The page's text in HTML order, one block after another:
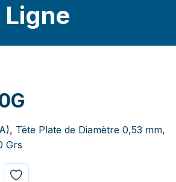
Tête Plate de Diamètre 0,53 mm,
Grs